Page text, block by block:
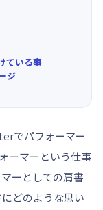
ている事
ジ
でパフォーマー
ーマーという仕事
ーとしての肩書
どのような思い